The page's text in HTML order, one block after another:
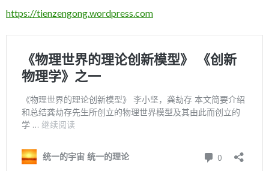
https://tienzengong.wordpress.com